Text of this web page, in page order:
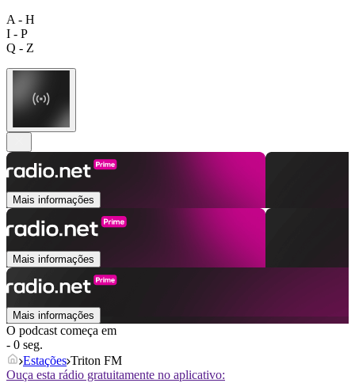
A - H
I - P
Q - Z
Mais informações
Mais informações
Mais informações
O podcast começa em
- 0 seg.
Estações Triton FM
Ouça esta rádio gratuitamente no aplicativo: